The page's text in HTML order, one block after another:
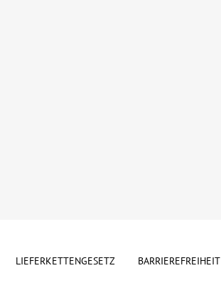
LIEFERKETTENGESETZ BARRIEREFREIHEIT